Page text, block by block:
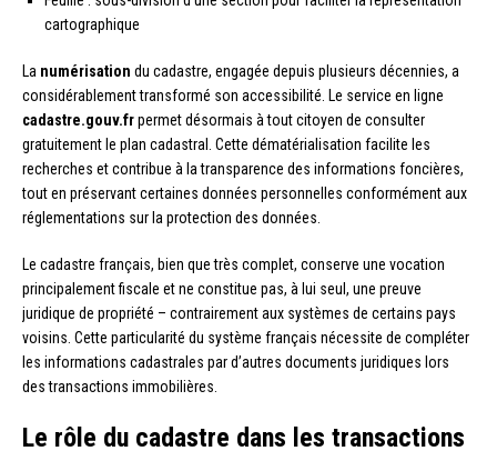
cartographique
La numérisation du cadastre, engagée depuis plusieurs décennies, a
considérablement transformé son accessibilité. Le service en ligne
cadastre.gouv.frpermet désormais à tout citoyen de consulter
gratuitement le plan cadastral. Cette dématérialisation facilite les
recherches et contribue à la transparence des informations foncières,
tout en préservant certaines données personnelles conformément aux
réglementations sur la protection des données.
Le cadastre français, bien que très complet, conserve une vocation
principalement fiscale et ne constitue pas, à lui seul, une preuve
juridique de propriété – contrairement aux systèmes de certains pays
voisins. Cette particularité du système français nécessite de compléter
les informations cadastrales par d’autres documents juridiques lors
des transactions immobilières.
Le rôle du cadastre dans les transactions